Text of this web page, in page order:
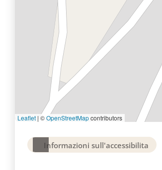
Leaflet | ©OpenStreetMapcontributors
Informazioni sull'accessibilita